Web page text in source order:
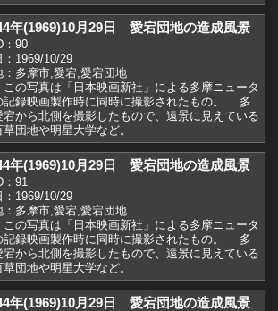
年(1969)10月29日 愛宕団地の造成風景
：90
：1969/10/29
：多摩市,愛宕,愛宕団地
この写真は「日本映画新社」による多摩ニュータ
記録映画製作時に同時に撮影されたもの。 多
宕から北側を撮影したもので、遠景に見えている
団地や明星大学など。
年(1969)10月29日 愛宕団地の造成風景
：91
：1969/10/29
：多摩市,愛宕,愛宕団地
この写真は「日本映画新社」による多摩ニュータ
記録映画製作時に同時に撮影されたもの。 多
宕から北側を撮影したもので、遠景に見えている
草団地や明星大学など。
年(1969)10月29日 愛宕団地の造成風景